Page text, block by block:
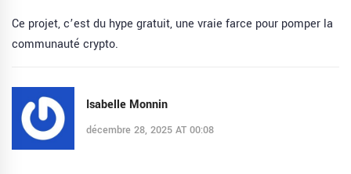
Ce projet, c’est du hype gratuit, une vraie farce pour pomper la
communauté crypto.
Isabelle Monnin
décembre 28, 2025 AT 00:08